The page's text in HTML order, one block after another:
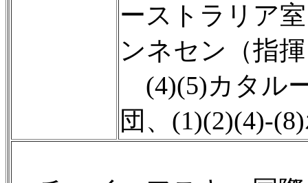
ーストラリア
ンネセン（指
(4)(5)カタル
団、(1)(2)(4)-